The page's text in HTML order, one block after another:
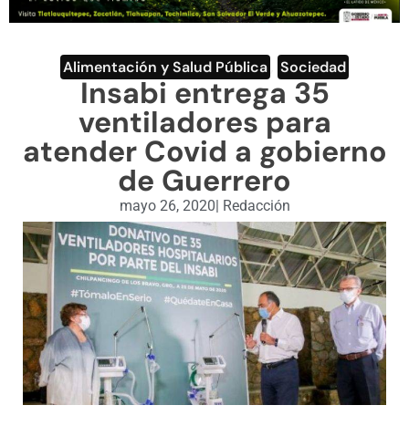
DEPORTES
ENGLISH SECTION
VIDEOS
Alimentación y Salud Pública Sociedad
Insabi entrega 35
ventiladores para
atender Covid a gobierno
de Guerrero
mayo 26, 2020| Redacción